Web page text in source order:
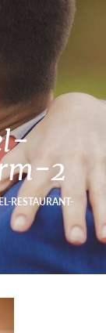
2
RESTAURANT-